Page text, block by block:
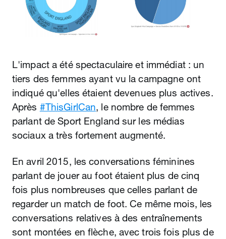
L'impact a été spectaculaire et immédiat : un
tiers des femmes ayant vu la campagne ont
indiqué qu'elles étaient devenues plus actives.
Après #ThisGirlCan, le nombre de femmes
parlant de Sport England sur les médias
sociaux a très fortement augmenté.
En avril 2015, les conversations féminines
parlant de jouer au foot étaient plus de cinq
fois plus nombreuses que celles parlant de
regarder un match de foot. Ce même mois, les
conversations relatives à des entraînements
sont montées en flèche, avec trois fois plus de